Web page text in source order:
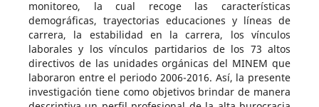
monitoreo, la cual recoge las características
demográficas, trayectorias educaciones y líneas de
carrera, la estabilidad en la carrera, los vínculos
laborales y los vínculos partidarios de los 73 altos
directivos de las unidades orgánicas del MINEM que
laboraron entre el periodo 2006-2016. Así, la presente
investigación tiene como objetivos brindar de manera